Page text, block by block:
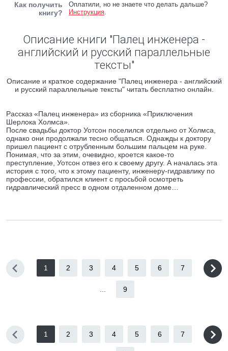
Как получить
книгу?
Оплатили, но не знаете что делать дальше?
Инструкция.
Описание книги "Палец инженера -
английский и русский параллельные
тексты"
Описание и краткое содержание "Палец инженера - английский
и русский параллельные тексты" читать бесплатно онлайн.
Рассказ «Палец инженера» из сборника «Приключения
Шерлока Холмса».
После свадьбы доктор Уотсон поселился отдельно от Холмса,
однако они продолжали тесно общаться. Однажды к доктору
пришел пациент с отрубленным большим пальцем на руке.
Понимая, что за этим, очевидно, кроется какое-то
преступление, Уотсон отвез его к своему другу. А началась эта
история с того, что к этому пациенту, инженеру-гидравлику по
профессии, обратился клиент с просьбой осмотреть
гидравлический пресс в одном отдаленном доме…
1 2 3 4 5 6 7
9
1 2 3 4 5 6 7